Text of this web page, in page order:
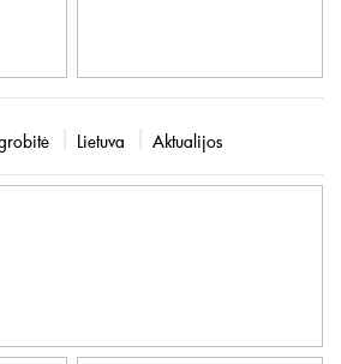
Lietuva Aktualijos